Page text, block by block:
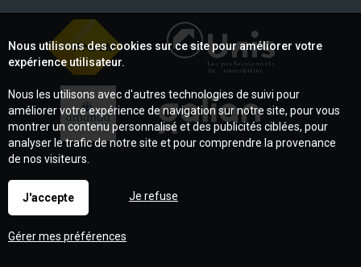
Nous utilisons des cookies sur ce site pour améliorer votre
expérience utilisateur.
Nous les utilisons avec d'autres technologies de suivi pour
améliorer votre expérience de navigation sur notre site, pour vous
montrer un contenu personnalisé et des publicités ciblées, pour
analyser le trafic de notre site et pour comprendre la provenance
de nos visiteurs.
J'accepte Je refuse
Gérer mes préférences